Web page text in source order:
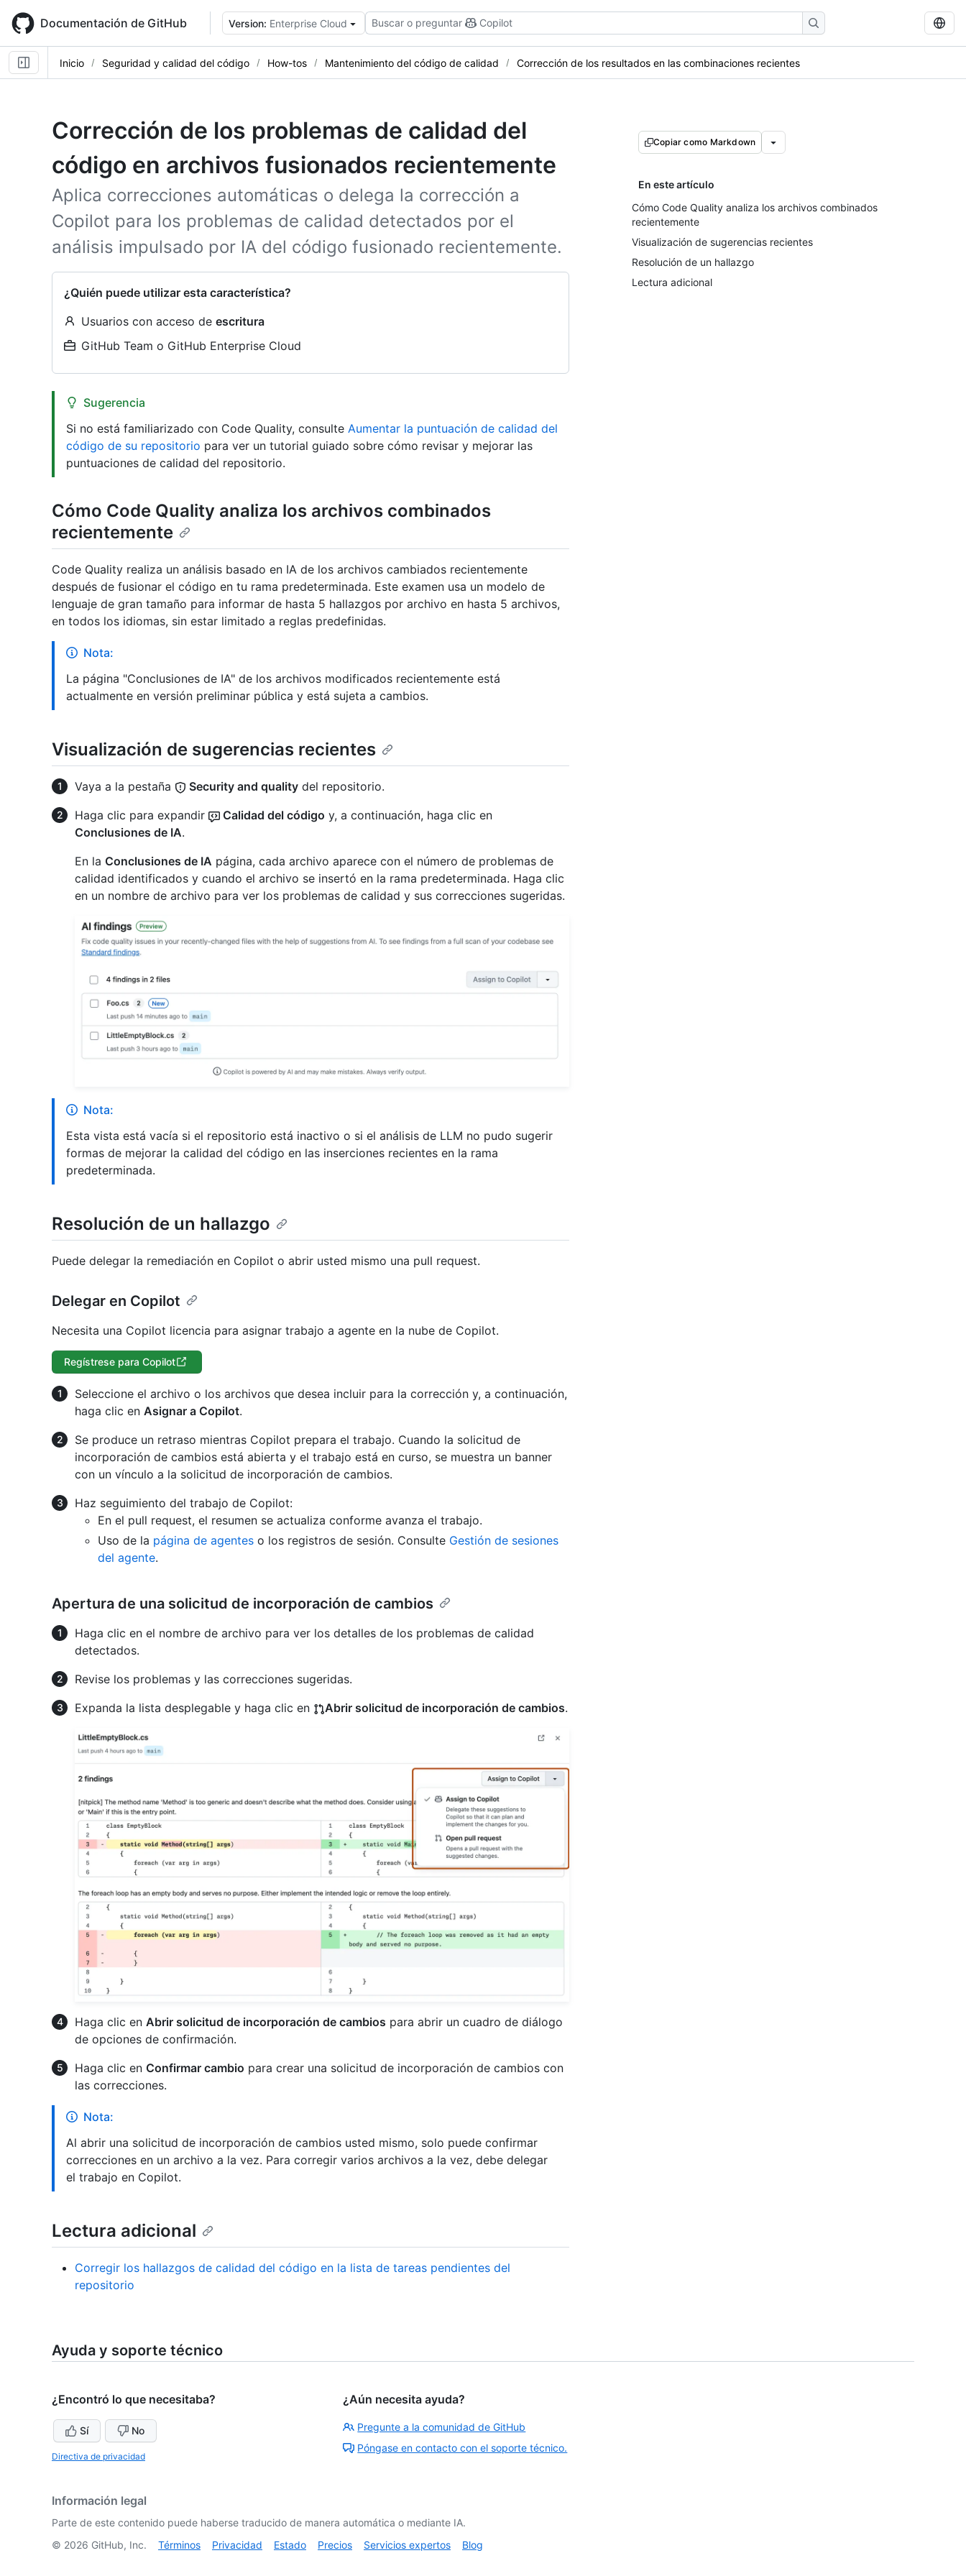
main
content
Documentación de GitHub Version: Enterprise Cloud Buscar o preguntar Copilot
Inicio Seguridad y calidad del código How-tos Mantenimiento del código de calidad Corrección de los resultados en las combinaciones recientes
Corrección de los problemas de calidad del
código en archivos fusionados recientemente
Aplica correcciones automáticas o delega la corrección a
Copilot para los problemas de calidad detectados por el
análisis impulsado por IA del código fusionado recientemente.
¿Quién puede utilizar esta característica?
Usuarios con acceso de escritura
GitHub Team o GitHub Enterprise Cloud
Copiar como Markdown
En este artículo
Cómo Code Quality analiza los archivos combinados
recientemente
Visualización de sugerencias recientes
Resolución de un hallazgo
Lectura adicional
Sugerencia
Si no está familiarizado con Code Quality, consulte Aumentar la puntuación de calidad del
código de su repositorio para ver un tutorial guiado sobre cómo revisar y mejorar las
puntuaciones de calidad del repositorio.
Cómo Code Quality analiza los archivos combinados
recientemente
Code Quality realiza un análisis basado en IA de los archivos cambiados recientemente
después de fusionar el código en tu rama predeterminada. Este examen usa un modelo de
lenguaje de gran tamaño para informar de hasta 5 hallazgos por archivo en hasta 5 archivos,
en todos los idiomas, sin estar limitado a reglas predefinidas.
Nota:
La página "Conclusiones de IA" de los archivos modificados recientemente está
actualmente en versión preliminar pública y está sujeta a cambios.
Visualización de sugerencias recientes
Vaya a la pestaña Security and quality del repositorio.
Haga clic para expandir
Calidad del código y, a continuación, haga clic en
Conclusiones de IA.
En la Conclusiones de IA página, cada archivo aparece con el número de problemas de
calidad identificados y cuando el archivo se insertó en la rama predeterminada. Haga clic
en un nombre de archivo para ver los problemas de calidad y sus correcciones sugeridas.
Nota:
Esta vista está vacía si el repositorio está inactivo o si el análisis de LLM no pudo sugerir
formas de mejorar la calidad del código en las inserciones recientes en la rama
predeterminada.
Resolución de un hallazgo
Puede delegar la remediación en Copilot o abrir usted mismo una pull request.
Delegar en Copilot
Necesita una Copilot licencia para asignar trabajo a agente en la nube de Copilot.
Regístrese para Copilot
Seleccione el archivo o los archivos que desea incluir para la corrección y, a continuación,
haga clic en Asignar a Copilot.
Se produce un retraso mientras Copilot prepara el trabajo. Cuando la solicitud de
incorporación de cambios está abierta y el trabajo está en curso, se muestra un banner
con un vínculo a la solicitud de incorporación de cambios.
Haz seguimiento del trabajo de Copilot:
En el pull request, el resumen se actualiza conforme avanza el trabajo.
Uso de la página de agentes o los registros de sesión. Consulte Gestión de sesiones
del agente.
Apertura de una solicitud de incorporación de cambios
Haga clic en el nombre de archivo para ver los detalles de los problemas de calidad
detectados.
Revise los problemas y las correcciones sugeridas.
Expanda la lista desplegable y haga clic en
Abrir solicitud de incorporación de cambios.
Haga clic en Abrir solicitud de incorporación de cambios para abrir un cuadro de diálogo
de opciones de confirmación.
Haga clic en Confirmar cambio para crear una solicitud de incorporación de cambios con
las correcciones.
Nota:
Al abrir una solicitud de incorporación de cambios usted mismo, solo puede confirmar
correcciones en un archivo a la vez. Para corregir varios archivos a la vez, debe delegar
el trabajo en Copilot.
Lectura adicional
Corregir los hallazgos de calidad del código en la lista de tareas pendientes del
repositorio
Ayuda y soporte técnico
¿Encontró lo que necesitaba?
Sí No
Directiva de privacidad
¿Aún necesita ayuda?
Pregunte a la comunidad de GitHub
Póngase en contacto con el soporte técnico.
Información legal
Parte de este contenido puede haberse traducido de manera automática o mediante IA.
© 2026 GitHub, Inc. Términos Privacidad Estado Precios Servicios expertos Blog